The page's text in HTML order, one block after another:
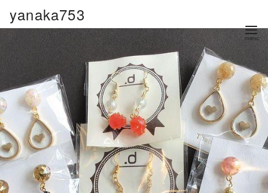
テ
ン
ツ
へ
移
動
yanaka753